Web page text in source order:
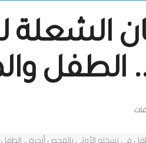
الشعلة
الطفل